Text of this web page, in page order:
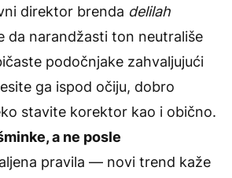
direktor brenda delilah
da narandžasti ton neutrališe
podočnjake zahvaljujući
ga ispod očiju, dobro
stavite korektor kao i obično.
a ne posle
pravila — novi trend kaže